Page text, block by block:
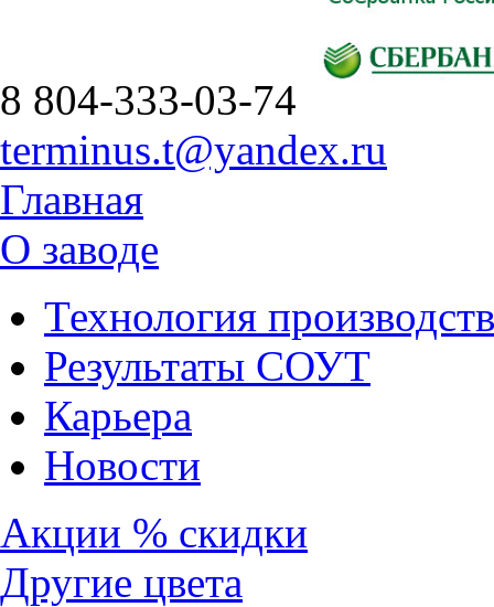
8 804-333-03-74
terminus.t@yandex.ru
Главная
О заводе
Технология
Результаты СОУТ
Карьера
Новости
Акции % скидки
Другие цвета